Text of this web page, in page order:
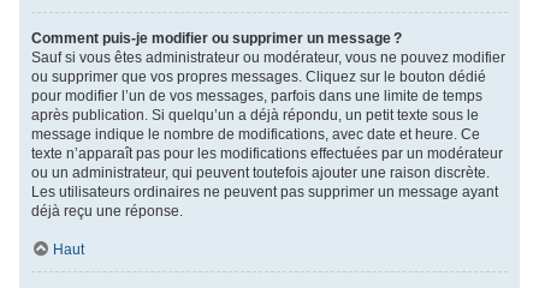
Comment puis-je modifier ou supprimer un message ?
Sauf si vous êtes administrateur ou modérateur, vous ne pouvez modifier
ou supprimer que vos propres messages. Cliquez sur le bouton dédié
pour modifier l’un de vos messages, parfois dans une limite de temps
après publication. Si quelqu’un a déjà répondu, un petit texte sous le
message indique le nombre de modifications, avec date et heure. Ce
texte n’apparaît pas pour les modifications effectuées par un modérateur
ou un administrateur, qui peuvent toutefois ajouter une raison discrète.
Les utilisateurs ordinaires ne peuvent pas supprimer un message ayant
déjà reçu une réponse.
Haut